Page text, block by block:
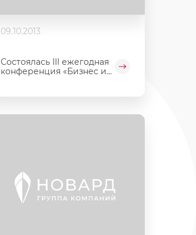
09.10.2013
Состоялась III ежегодная
конференция «Бизнес и...